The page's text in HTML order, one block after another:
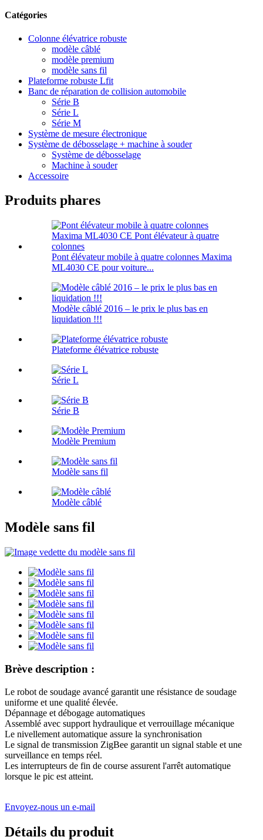
Catégories
Colonne élévatrice robuste
modèle câblé
modèle premium
modèle sans fil
Plateforme robuste Lfit
Banc de réparation de collision automobile
Série B
Série L
Série M
Système de mesure électronique
Système de débosselage + machine à souder
Système de débosselage
Machine à souder
Accessoire
Produits phares
Pont élévateur mobile à quatre colonnes Maxima
ML4030 CE pour voiture...
Modèle câblé 2016 – le prix le plus bas en
liquidation !!!
Plateforme élévatrice robuste
Série L
Série B
Modèle Premium
Modèle sans fil
Modèle câblé
Modèle sans fil
Brève description :
Le robot de soudage avancé garantit une résistance de soudage
uniforme et une qualité élevée.
Dépannage et débogage automatiques
Assemblé avec support hydraulique et verrouillage mécanique
Le nivellement automatique assure la synchronisation
Le signal de transmission ZigBee garantit un signal stable et une
surveillance en temps réel.
Les interrupteurs de fin de course assurent l'arrêt automatique
lorsque le pic est atteint.
Envoyez-nous un e-mail
Détails du produit